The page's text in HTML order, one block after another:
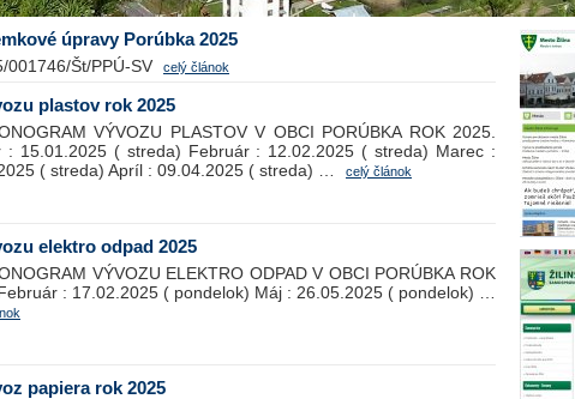
úpravy Porúbka 2025
001746/Št/PPÚ-SV celý článok
plastov rok 2025
VÝVOZU PLASTOV V OBCI PORÚBKA ROK 2025.
: 15.01.2025 ( streda) Február : 12.02.2025 ( streda) Marec :
( streda) Apríl : 09.04.2025 ( streda) …
celý článok
elektro odpad 2025
VÝVOZU ELEKTRO ODPAD V OBCI PORÚBKA ROK
: 17.02.2025 ( pondelok) Máj : 26.05.2025 ( pondelok) …
papiera rok 2025